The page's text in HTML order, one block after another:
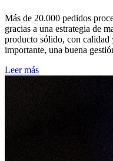
Más de 20.000 pedidos
gracias a una estrategia de
producto sólido, con
importante, una buena
Leer más